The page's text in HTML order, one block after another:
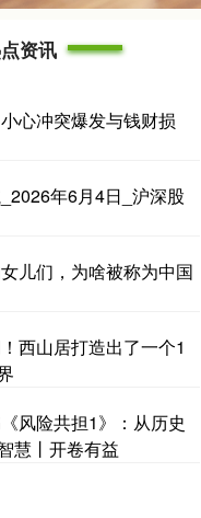
资讯
心冲突爆发与钱财损
年6月4日_沪深股
儿们，为啥被称为中国
西山居打造出了一个1
风险共担1》：从历史
慧丨开卷有益